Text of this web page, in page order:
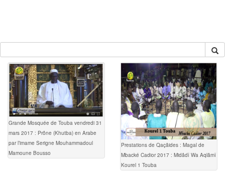
Grande Mosquée de Touba vendredi 31
mars 2017 : Prône (Khutba) en Arabe
par l’imame Serigne Mouhammadoul
Mamoune Bousso
Prestations de Qaçâides : Magal de
Mbacké Cadior 2017 : Midâdî Wa Aqlâmî
Kourel 1 Touba